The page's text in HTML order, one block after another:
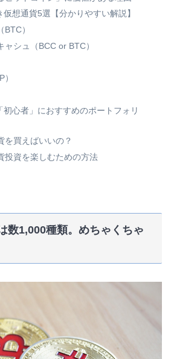
想通貨5選【分かりやすい解説】
BTC）
ャシュ（BCC or BTC）
初心者」におすすめのポートフォリ
を買えばいいの？
投資を楽しむための方法
数1,000種類。めちゃくちゃ